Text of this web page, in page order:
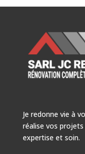
Je redonne vie à
réalise vos
expertise et soin.